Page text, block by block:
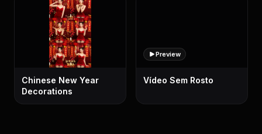
Chinese New Year
Decorations
Preview
Vídeo Sem Rosto